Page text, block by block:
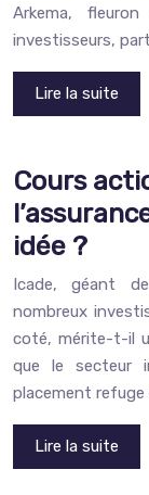
Arkema,
investisseurs,
Lire la suite
Cours
idée ?
Icade, géant
nombreux
coté, mérite-t-il
que le secteur
placement
Lire la suite